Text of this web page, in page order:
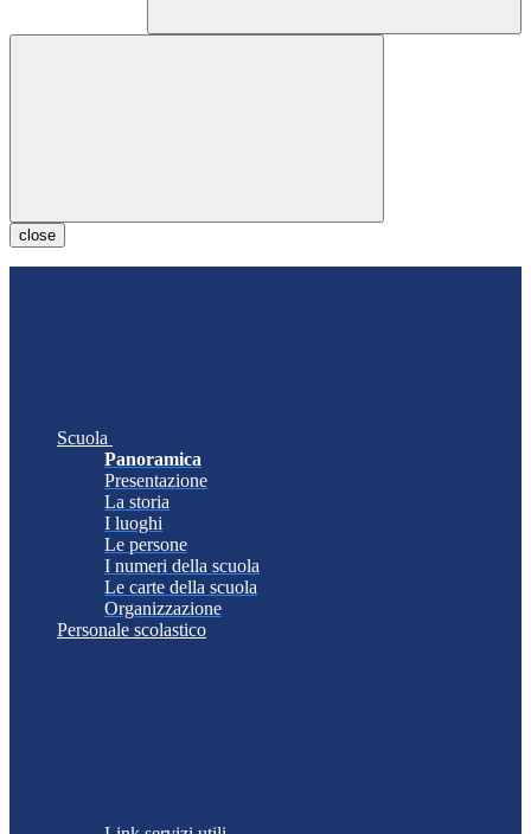
close
Scuola
Panoramica
Presentazione
La storia
I luoghi
Le persone
I numeri della scuola
Le carte della scuola
Organizzazione
Personale scolastico